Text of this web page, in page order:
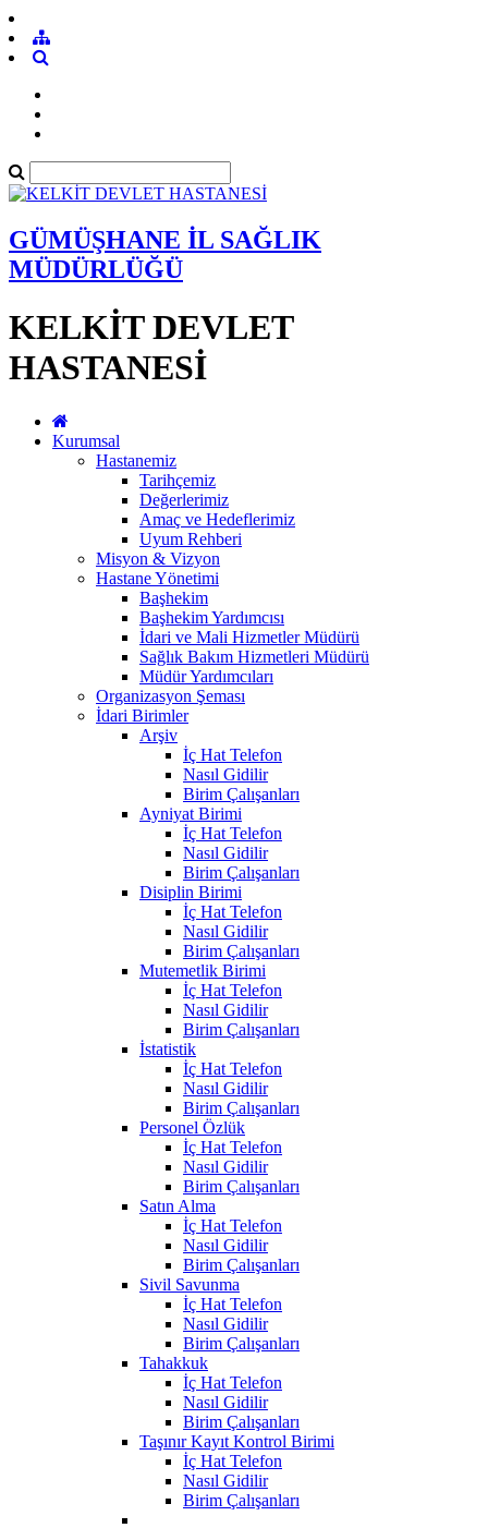
GÜMÜŞHANE İL SAĞLIK
MÜDÜRLÜĞÜ
KELKİT DEVLET
HASTANESİ
Kurumsal
Hastanemiz
Tarihçemiz
Değerlerimiz
Amaç ve Hedeflerimiz
Uyum Rehberi
Misyon & Vizyon
Hastane Yönetimi
Başhekim
Başhekim Yardımcısı
İdari ve Mali Hizmetler Müdürü
Sağlık Bakım Hizmetleri Müdürü
Müdür Yardımcıları
Organizasyon Şeması
İdari Birimler
Arşiv
İç Hat Telefon
Nasıl Gidilir
Birim Çalışanları
Ayniyat Birimi
İç Hat Telefon
Nasıl Gidilir
Birim Çalışanları
Disiplin Birimi
İç Hat Telefon
Nasıl Gidilir
Birim Çalışanları
Mutemetlik Birimi
İç Hat Telefon
Nasıl Gidilir
Birim Çalışanları
İstatistik
İç Hat Telefon
Nasıl Gidilir
Birim Çalışanları
Personel Özlük
İç Hat Telefon
Nasıl Gidilir
Birim Çalışanları
Satın Alma
İç Hat Telefon
Nasıl Gidilir
Birim Çalışanları
Sivil Savunma
İç Hat Telefon
Nasıl Gidilir
Birim Çalışanları
Tahakkuk
İç Hat Telefon
Nasıl Gidilir
Birim Çalışanları
Taşınır Kayıt Kontrol Birimi
İç Hat Telefon
Nasıl Gidilir
Birim Çalışanları